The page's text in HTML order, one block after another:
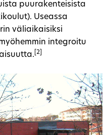
puurakenteisista
Useassa
väliaikaisiksi
integroitu
[2]